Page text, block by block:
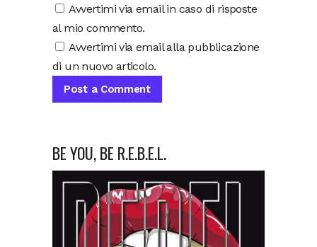
Avvertimi via email in caso di risposte
al mio commento.
Avvertimi via email alla pubblicazione
di un nuovo articolo.
BE YOU, BE R.E.B.E.L.